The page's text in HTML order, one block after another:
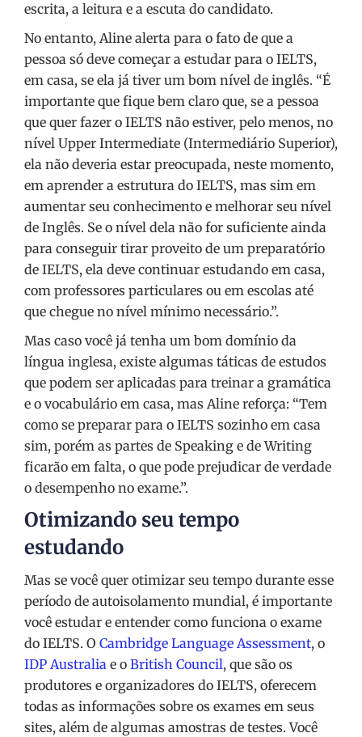
escrita, a leitura e a escuta do candidato.
No entanto, Aline alerta para o fato de que a
pessoa só deve começar a estudar para o IELTS,
em casa, se ela já tiver um bom nível de inglês. “É
importante que fique bem claro que, se a pessoa
que quer fazer o IELTS não estiver, pelo menos, no
nível Upper Intermediate (Intermediário Superior),
ela não deveria estar preocupada, neste momento,
em aprender a estrutura do IELTS, mas sim em
aumentar seu conhecimento e melhorar seu nível
de Inglês. Se o nível dela não for suficiente ainda
para conseguir tirar proveito de um preparatório
de IELTS, ela deve continuar estudando em casa,
com professores particulares ou em escolas até
que chegue no nível mínimo necessário.”.
Mas caso você já tenha um bom domínio da
língua inglesa, existe algumas táticas de estudos
que podem ser aplicadas para treinar a gramática
e o vocabulário em casa, mas Aline reforça: “Tem
como se preparar para o IELTS sozinho em casa
sim, porém as partes de Speaking e de Writing
ficarão em falta, o que pode prejudicar de verdade
o desempenho no exame.”.
Otimizando seu tempo
estudando
Mas se você quer otimizar seu tempo durante esse
período de autoisolamento mundial, é importante
você estudar e entender como funciona o exame
do IELTS. O Cambridge Language Assessment, o
IDP Australia e o British Council, que são os
produtores e organizadores do IELTS, oferecem
todas as informações sobre os exames em seus
sites, além de algumas amostras de testes. Você